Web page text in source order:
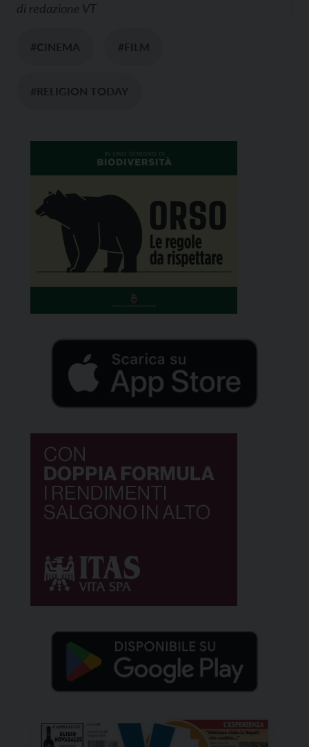
di redazione VT
#CINEMA #FILM
#RELIGION TODAY